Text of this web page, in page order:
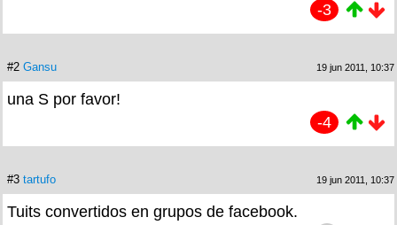
-3
#2 Gansu 19 jun 2011, 10:37
una S por favor!
-4
#3 tartufo 19 jun 2011, 10:37
Tuits convertidos en grupos de facebook.